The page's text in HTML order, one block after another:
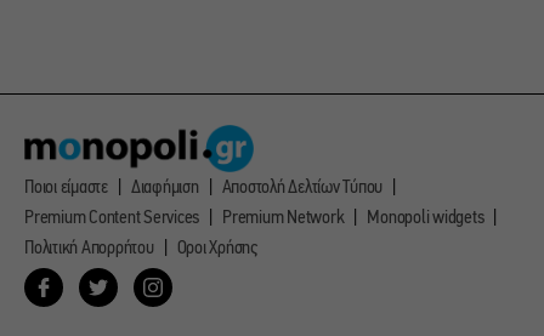
Ποιοι είμαστε Διαφήμιση
Αποστολή Δελτίων Τύπου
Premium Content Services
Premium Network
Monopoli widgets
Πολιτική Απορρήτου
Οροι Χρήσης